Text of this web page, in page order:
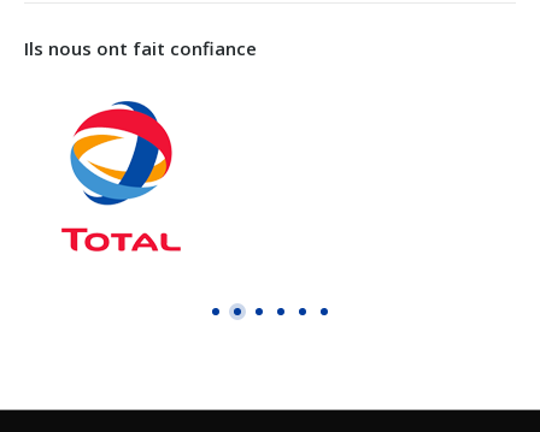
Ils nous ont fait confiance